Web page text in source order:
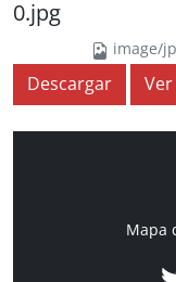
0.jpg
image/
Descargar
Mapa